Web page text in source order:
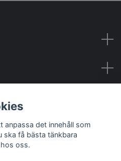
anpassa det innehåll som
få bästa tänkbara
oss.